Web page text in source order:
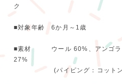
ク
■対象年齢 6か月～1歳
■素材 ウール 60%、アンゴラ
27%
(パイピング：コットン